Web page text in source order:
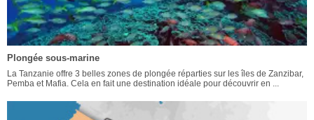
Plongée sous-marine
La Tanzanie offre 3 belles zones de plongée réparties sur les îles de Zanzibar,
Pemba et Mafia. Cela en fait une destination idéale pour découvrir en ...